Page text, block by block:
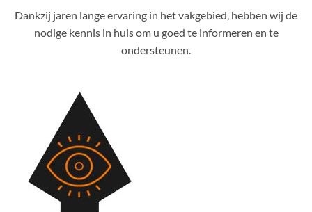
Dankzij jaren lange ervaring in het vakgebied, hebben wij de
nodige kennis in huis om u goed te informeren en te
ondersteunen.